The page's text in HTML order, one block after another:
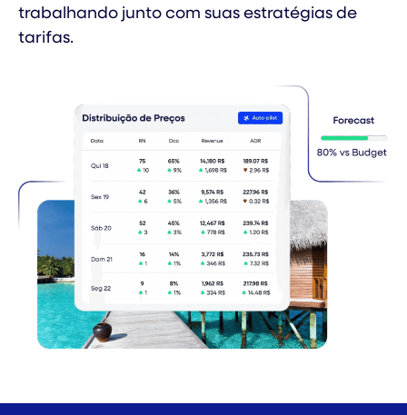
trabalhando junto com suas estratégias de
tarifas.